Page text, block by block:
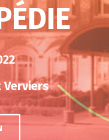
Verviers